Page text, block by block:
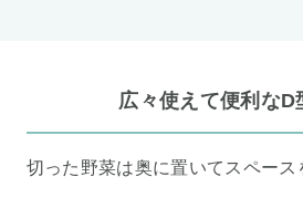
広々使えて便利なD
切った野菜は奥に置いてスペース